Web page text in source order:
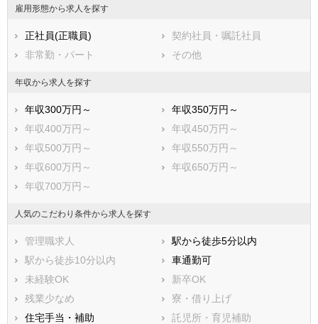
江南市
東海市
大府市
知多市
知立市
尾張旭市
日進市
田原市
愛西市
清須市
北名古屋市
弥富市
みよし市
あま市
長久手市
西春日井郡豊山町
雇用形態から求人を探す
正社員(正職員)
契約社員・嘱託社員
非常勤・パート
その他
年収から求人を探す
年収300万円～
年収350万円～
年収400万円～
年収450万円～
年収500万円～
年収550万円～
年収600万円～
年収650万円～
年収700万円～
人気のこだわり条件から求人を探す
管理職求人
駅から徒歩5分以内
駅から徒歩10分以内
車通勤可
未経験OK
新卒OK
残業少なめ
寮・借り上げ
住宅手当・補助
託児所・育児補助